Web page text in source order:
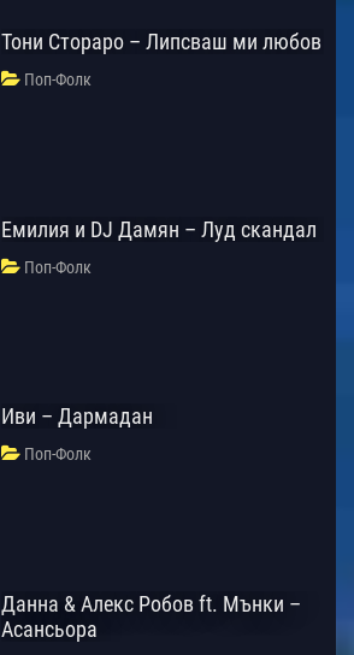
Тони Стораро – Липсваш ми любов
Поп-Фолк
Емилия и DJ Дамян – Луд скандал
Поп-Фолк
Иви – Дармадан
Поп-Фолк
Данна & Алекс Робов ft. Мънки –
Асансьора